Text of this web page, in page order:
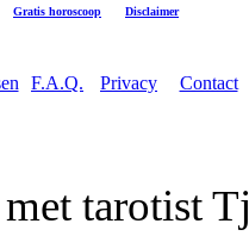
Gratis horoscoop Disclaimer
F.A.Q. Privacy Contact